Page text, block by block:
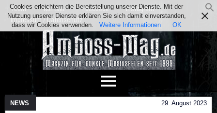
Team Kontakt Facebook
Instagram
Impressum / Datenschutz
NEWS 29. August 2023
Cookies erleichtern die Bereitstellung unserer Dienste. Mit der
Nutzung unserer Dienste erklären Sie sich damit einverstanden,
dass wir Cookies verwenden.
Weitere Informationen OK